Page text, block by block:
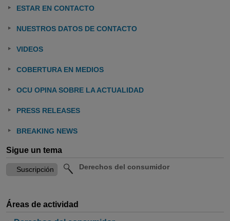
ESTAR EN CONTACTO
NUESTROS DATOS DE CONTACTO
VIDEOS
COBERTURA EN MEDIOS
OCU OPINA SOBRE LA ACTUALIDAD
PRESS RELEASES
BREAKING NEWS
Sigue un tema
Derechos del consumidor
Áreas de actividad